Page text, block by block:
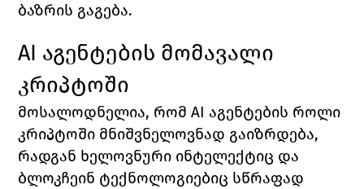
ბაზრის გაგება.
AI აგენტების მომავალი
კრიპტოში
მოსალოდნელია, რომ AI აგენტების როლი
კრიპტოში მნიშვნელოვნად გაიზრდება,
რადგან ხელოვნური ინტელექტიც და
ბლოკჩეინ ტექნოლოგიებიც სწრაფად